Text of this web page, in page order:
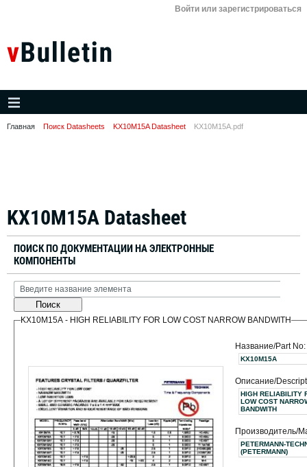
Войти или зарегистрироваться
Главная Поиск Datasheets KX10M15A Datasheet KX10M15A.pdf
KX10M15A Datasheet
ПОИСК ПО ДОКУМЕНТАЦИИ НА ЭЛЕКТРОННЫЕ
КОМПОНЕНТЫ
Поиск
KX10M15A - HIGH RELIABILITY FOR LOW COST NARROW BANDWITH
Название/Part No:
KX10M15A
Описание/
HIGH RELIABILITY
LOW COST
BANDWITH
Производитель/
PETERMANN-
(PETERMANN)